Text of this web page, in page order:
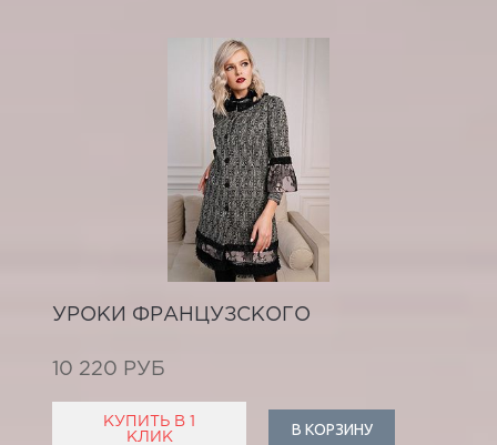
УРОКИ ФРАНЦУЗСКОГО
10 220 РУБ
КУПИТЬ В 1
КЛИК
В КОРЗИНУ